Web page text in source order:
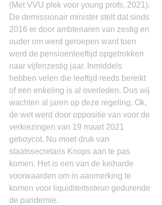
(Met VVU plek voor young profs, 2021).
De demissionair minister stelt dat sinds
2016 er door ambtenaren van zestig en
ouder om werd geroepen want toen
werd de pensioenleeftijd opgetrokken
naar vijfenzestig jaar. Inmiddels
hebben velen die leeftijd reeds bereikt
of een enkeling is al overleden. Dus wij
wachten al jaren op deze regeling. Ok,
de wet werd door oppositie van voor de
verkiezingen van 19 maart 2021
geboycot. Nu moet druk van
staatssecretaris Knops aan te pas
komen. Het is een van de keiharde
voorwaarden om in aanmerking te
komen voor liquiditeitssteun gedurende
de pandemie.